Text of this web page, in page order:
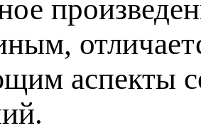
аспекты